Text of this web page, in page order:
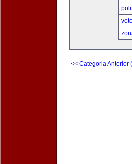
<< Categoria Anterior